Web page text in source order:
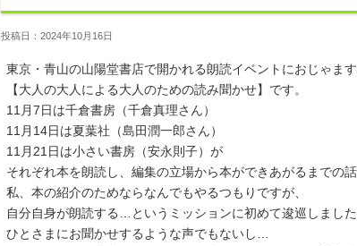
投稿日：2024年10月16日
東京・青山の山陽堂書店で開かれる朗読イベントにおじゃます
【大人の大人による大人のための読み聞かせ】です。
11月7日は千倉書房（千倉真理さん）
11月14日は夏葉社（島田潤一郎さん）
11月21日は小さい書房（安永則子）が
それぞれ本を朗読し、編集の立場から本ができあがるまでの
私、本の紹介のためならなんでもやるつもりですが、
自分自身が朗読する…というミッションに初めて逡巡しまし
ひとさまにお聞かせするような声でもないし…